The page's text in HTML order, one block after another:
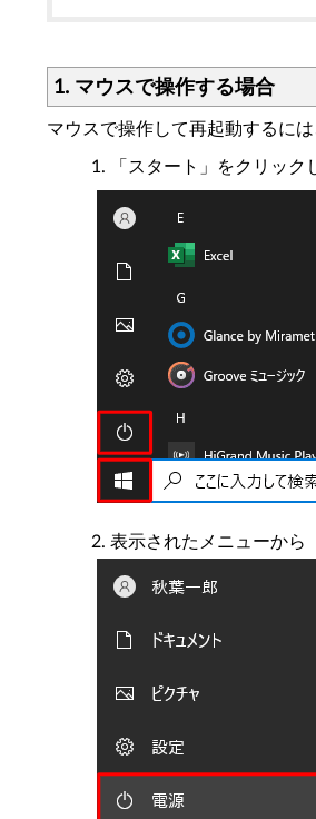
1. マウスで操作する場合
マウスで操作して再起動するに
「スタート」をクリック
表示されたメニューから